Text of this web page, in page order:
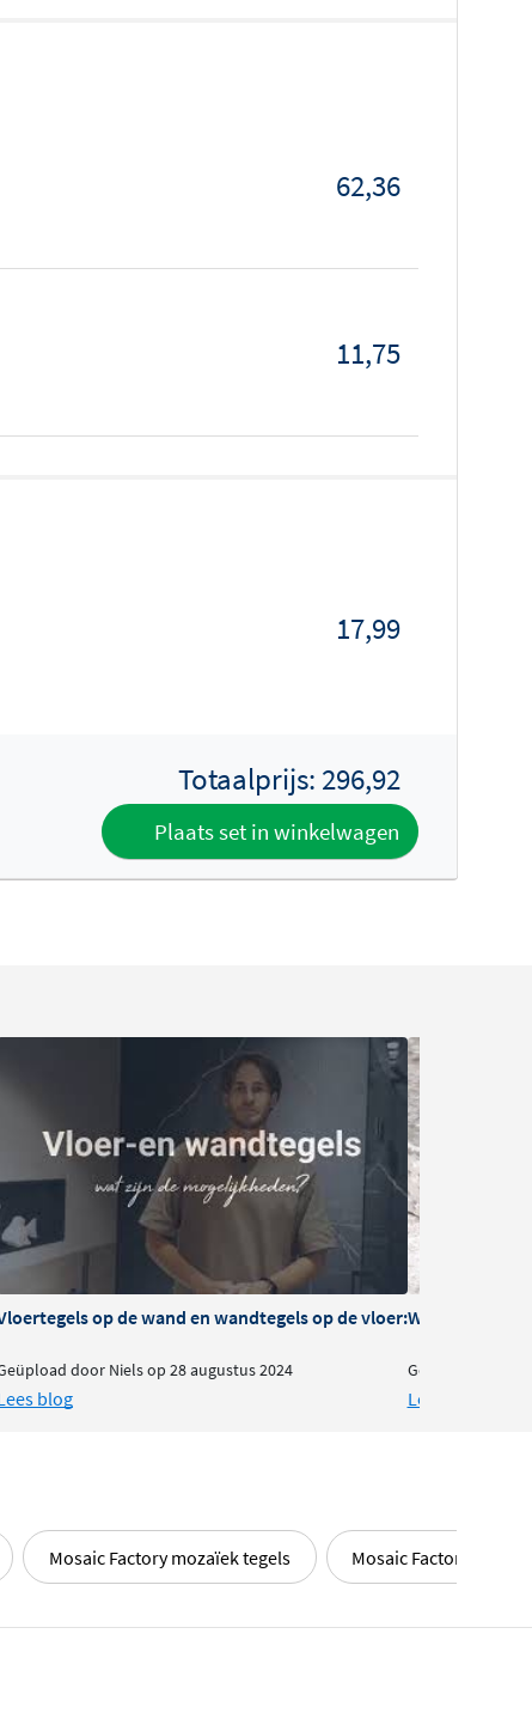
62,36
11,75
17,99
Totaalprijs: 296,92
Plaats set in winkelwagen
en onderhoud
op de wand en wandtegels op de vloer: wat zijn de
door Niels op 28 augustus 2024
blog
Wat zijn 'door-
Geschreven
Lees blog
Mosaic Factory mozaïek tegels Mosaic Factory Sevilla